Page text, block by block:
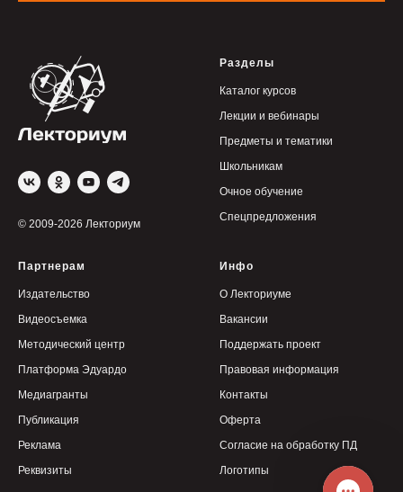
© 2009-2026 Лекториум
Разделы
Каталог курсов
Лекции и вебинары
Предметы и тематики
Школьникам
Очное обучение
Спецпредложения
Партнерам
Издательство
Видеосъемка
Методический центр
Платформа Эдуардо
Медиагранты
Публикация
Реклама
Реквизиты
Инфо
О Лекториуме
Вакансии
Поддержать проект
Правовая информация
Контакты
Оферта
Согласие на обработку ПД
Логотипы